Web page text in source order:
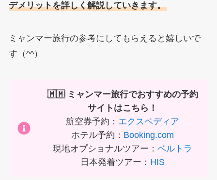
デメリットを詳しく解説していきます。
ミャンマー旅行の参考にしてもらえると嬉しいで
す（^^）
🇲🇲 ミャンマー旅行でおすすめの予約
サイトはこちら！
航空券予約： エクスペディア
ホテル予約： Booking.com
現地オプショナルツアー：ベルトラ
日本発着ツアー： HIS